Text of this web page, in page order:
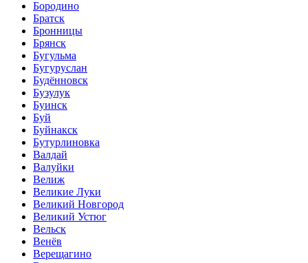
Бородино
Братск
Бронницы
Брянск
Бугульма
Бугуруслан
Будённовск
Бузулук
Буинск
Буй
Буйнакск
Бутурлиновка
Валдай
Валуйки
Велиж
Великие Луки
Великий Новгород
Великий Устюг
Вельск
Венёв
Верещагино